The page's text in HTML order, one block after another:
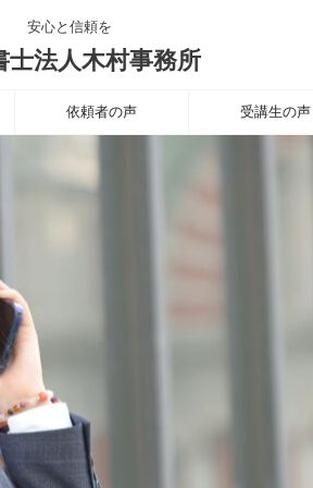
安心と信頼を
士法人木村事務所
依頼者の声 受講生の声